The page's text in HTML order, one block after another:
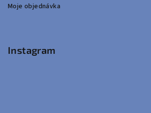
Moje objednávka
Instagram